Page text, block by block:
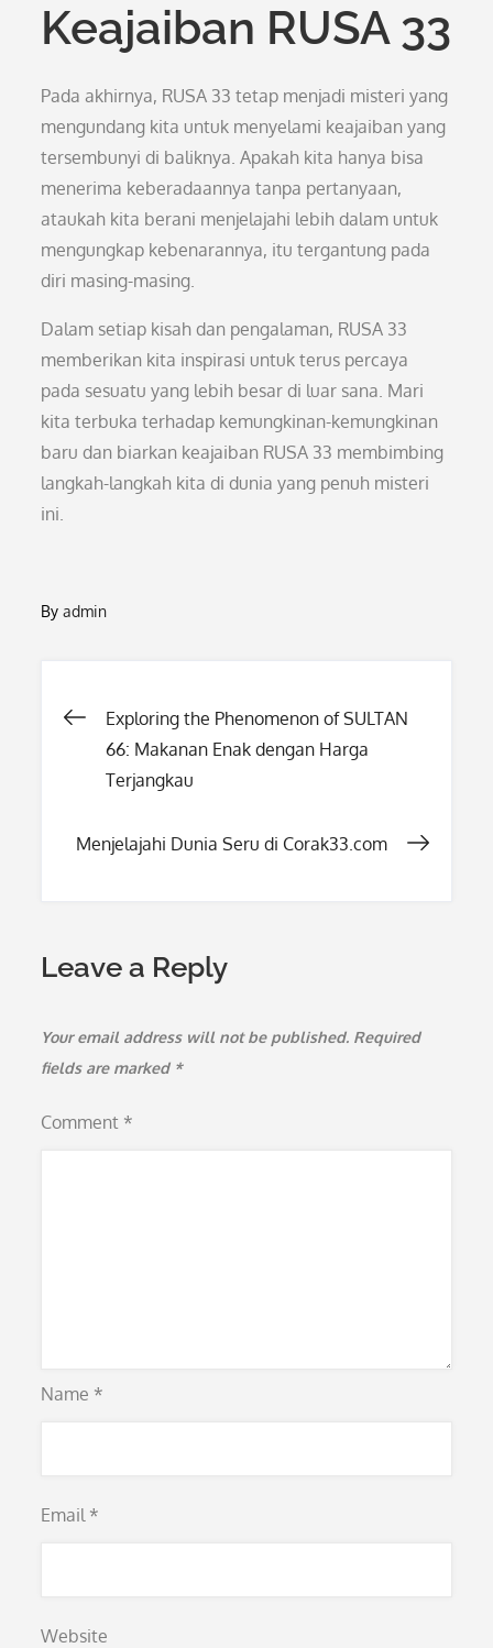
Keajaiban RUSA 33
Pada akhirnya, RUSA 33 tetap menjadi misteri yang
mengundang kita untuk menyelami keajaiban yang
tersembunyi di baliknya. Apakah kita hanya bisa
menerima keberadaannya tanpa pertanyaan,
ataukah kita berani menjelajahi lebih dalam untuk
mengungkap kebenarannya, itu tergantung pada
diri masing-masing.
Dalam setiap kisah dan pengalaman, RUSA 33
memberikan kita inspirasi untuk terus percaya
pada sesuatu yang lebih besar di luar sana. Mari
kita terbuka terhadap kemungkinan-kemungkinan
baru dan biarkan keajaiban RUSA 33 membimbing
langkah-langkah kita di dunia yang penuh misteri
ini.
Byadmin
Post
navigation
Exploring the Phenomenon of SULTAN
66: Makanan Enak dengan Harga
Terjangkau
Menjelajahi Dunia Seru di Corak33.com
Leave a Reply
Your email address will not be published. Required
fields are marked *
Comment *
Name *
Email *
Website